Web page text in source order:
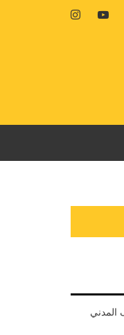
Youtube
Instagram
المدني